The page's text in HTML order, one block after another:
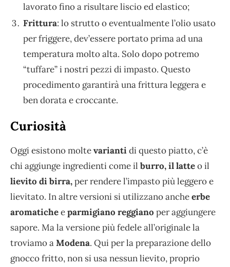
lavorato fino a risultare liscio ed elastico;
Frittura: lo strutto o eventualmente l’olio usato
per friggere, dev’essere portato prima ad una
temperatura molto alta. Solo dopo potremo
“tuffare” i nostri pezzi di impasto. Questo
procedimento garantirà una frittura leggera e
ben dorata e croccante.
Curiosità
Oggi esistono moltevariantidi questo piatto, c’è
chi aggiunge ingredienti come il burro, il latteo il
lievito di birra,per rendere l’impasto più leggero e
lievitato. In altre versioni si utilizzano ancheerbe
aromaticheeparmigiano reggiano per aggiungere
sapore. Ma la versione più fedele all’originale la
troviamo aModena. Qui per la preparazione dello
gnocco fritto, non si usa nessun lievito, proprio